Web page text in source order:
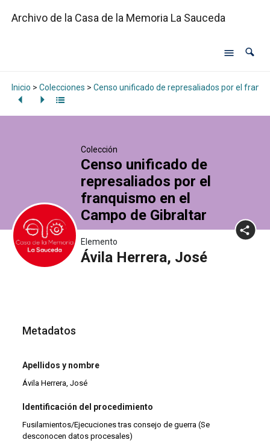
Archivo de la Casa de la Memoria La Sauceda
Inicio > Colecciones > Censo unificado de represaliados por el
Colección
Censo unificado de
represaliados por el
franquismo en el
Campo de Gibraltar
Elemento
Ávila Herrera, José
Metadatos
Apellidos y nombre
Ávila Herrera, José
Identificación del procedimiento
Fusilamientos/Ejecuciones tras consejo de guerra (Se
desconocen datos procesales)